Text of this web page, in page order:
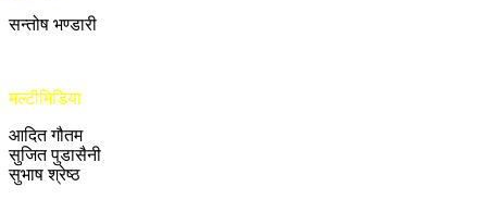
सन्तोष भण्डारी
मल्टीमिडिया
आदित गौतम
सुजित पुडासैनी
सुभाष श्रेष्ठ